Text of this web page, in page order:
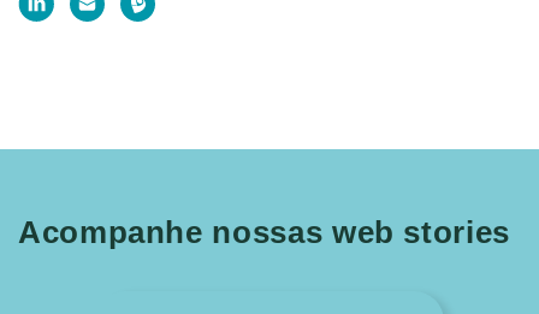
Acompanhe nossas web stories